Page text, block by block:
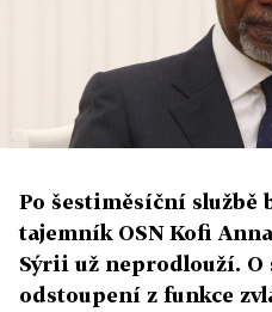
Po šestiměsíční službě
tajemník OSN Kofi
Sýrii už neprodlouží. O
odstoupení z funkce